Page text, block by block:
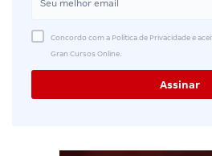
Concordo com a Política de Privacidade e
Gran Cursos Online.